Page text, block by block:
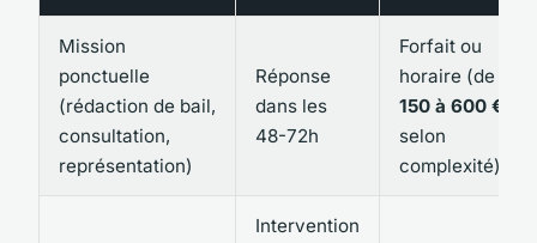
Mission
ponctuelle
(rédaction de bail,
consultation,
représentation)
Réponse
dans les
48-72h
Forfait ou
horaire (de
150 à 600 €
selon
complexité)
Intervention